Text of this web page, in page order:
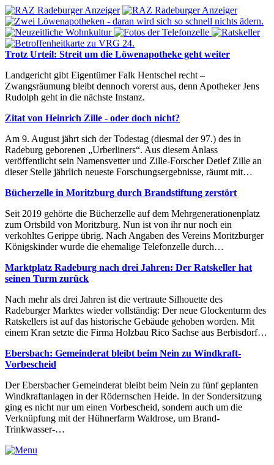
Trotz Urteil: Streit um die Löwenapotheke geht weiter
Landgericht gibt Eigentümer Falk Hentschel recht –
Zwangsräumung bleibt dennoch vorerst aus, denn Apotheker Jens
Rudolph geht in die nächste Instanz.
Zitat von Heinrich Zille - oder doch nicht?
Am 9. August jährt sich der Todestag (diesmal der 97.) des in
Radeburg geborenen „Urberliners“. Aus diesem Anlass
veröffentlicht sein Namensvetter und Zille-Forscher Detlef Zille an
dieser Stelle jährlich neueste Forschungsergebnisse, räumt mit…
Bücherzelle in Moritzburg durch Brandstiftung zerstört
Seit 2019 gehörte die Bücherzelle auf dem Mehrgenerationenplatz
zum Ortsbild von Moritzburg. Nun ist von ihr nur noch ein
verkohltes Gerippe übrig. Nach Angaben des Vereins Moritzburger
Königskinder wurde die ehemalige Telefonzelle durch…
Marktplatz Radeburg nach drei Jahren: Der Ratskeller hat
seinen Turm zurück
Nach mehr als drei Jahren ist die vertraute Silhouette des
Radeburger Marktes wieder vollständig: Der neue Glockenturm des
Ratskellers ist auf das historische Gebäude gehoben worden. Mit
einem Kran setzte die Firma Holzbau Rico Sachse aus Berbisdorf…
Ebersbach: Gemeinderat bleibt beim Nein zu Windkraft-
Vorbescheid
Der Ebersbacher Gemeinderat bleibt beim Nein zu fünf geplanten
Windkraftanlagen in der Rödernschen Heide. In der Sondersitzung
ging es nicht nur um einen Vorbescheid, sondern auch um die
Verknüpfung mit der Hühnerfarm Waldrose, um Brand-
Trinkwasser-…